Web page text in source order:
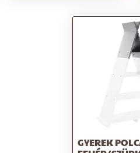
GYEREK